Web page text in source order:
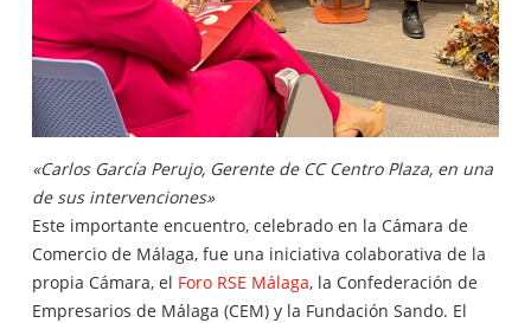
«Carlos García Perujo, Gerente de CC Centro Plaza, en una
de sus intervenciones»
Este importante encuentro, celebrado en la Cámara de
Comercio de Málaga, fue una iniciativa colaborativa de la
propia Cámara, el Foro RSE Málaga, la Confederación de
Empresarios de Málaga (CEM) y la Fundación Sando. El